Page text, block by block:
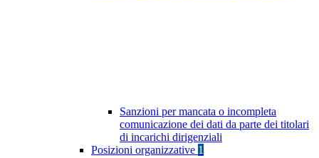
Sanzioni per mancata o incompleta
comunicazione dei dati da parte dei titolari
di incarichi dirigenziali
Posizioni organizzative 1